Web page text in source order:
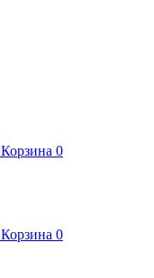
Корзина 0
Корзина 0